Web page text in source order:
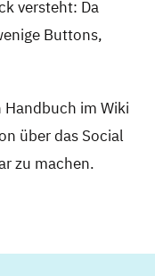
versteht: Da
Buttons,
Handbuch im Wiki
über das Social
zu machen.